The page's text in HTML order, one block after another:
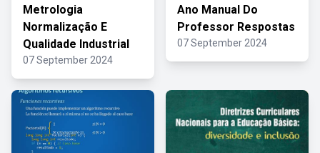
Metrologia
Normalização E
Qualidade Industrial
07 September 2024
Ano Manual Do
Professor Respostas
07 September 2024